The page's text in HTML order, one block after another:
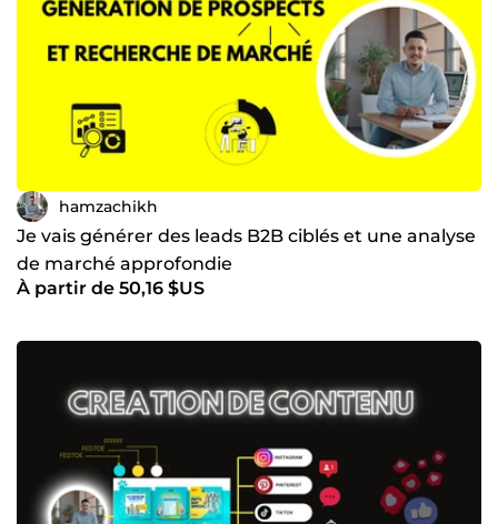
hamzachikh
Je vais générer des leads B2B ciblés et une analyse
de marché approfondie
À partir de 50,16 $US